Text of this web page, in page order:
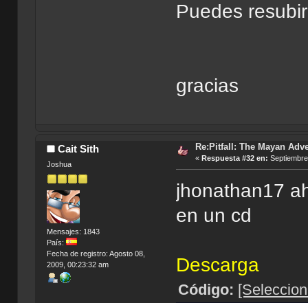
Puedes
gracias
Cait Sith
Joshua
Mensajes: 1843
País:
Fecha de registro: Agosto 08,
2009, 00:23:32 am
Re:Pitfall: The Mayan
« Respuesta #32 en:
jhonathan17
en un cd
Descarga
Código: